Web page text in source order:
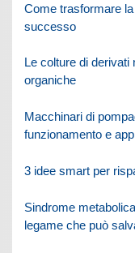
Come trasformare
successo
Le colture di
organiche
Macchinari di
funzionamento e
3 idee smart per
Sindrome
legame che può